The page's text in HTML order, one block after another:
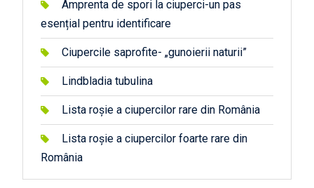
Amprenta de spori la ciuperci-un pas
esențial pentru identificare
Ciupercile saprofite- „gunoierii naturii”
Lindbladia tubulina
Lista roșie a ciupercilor rare din România
Lista roșie a ciupercilor foarte rare din
România